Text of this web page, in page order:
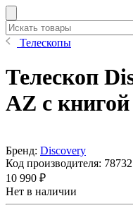
Телескопы
Телескоп
AZ с книгой
Бренд: Discovery
Код производителя: 78732
10 990 ₽
Нет в наличии